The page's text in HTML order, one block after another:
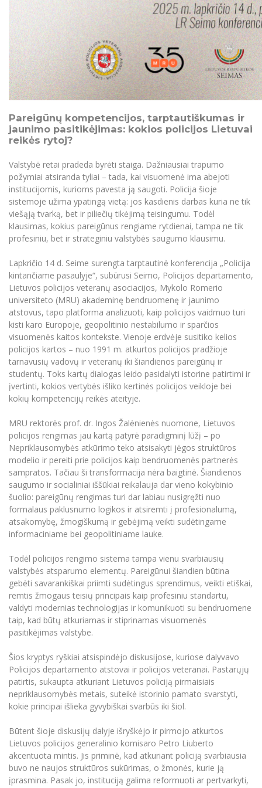
Universiteto teatras
MRU pop vokalinis ansamblis (vadovas Artūras
Novikas)
MRU merginų choras
Neformaliuoju ir (ar) savišvietos būdu įgytų
kompetencijų vertinimas ir pripažinimas
Studijų organizavimas
Erasmus+ mobilumas praktikoms (SMP)
Kitos galimybės
Partnerystės
Azijos centras
Vilniaus Karaliaus Sedžiongo institutas
Frankofoniškų šalių studijų centras
Emocinė gerovė
Mokslo laboratorijos
Žmogaus, aplinkos ir technologijų (HET)
Doktorantūra
Projektai
Akademinė leidyba
Mokymų LAB
Mokslo naujienos
Kasmetiniai mokslo renginiai
Veiklos dokumentai
Akademinė etika
Darbas MRU
Universiteto simbolika
Atributika
Naujienos
Tarptautiškumas
Studentams
Studentams
Darbuotojams
Azijos centras
Vilniaus Karaliaus Sedžiongo institutas
Frankofoniškų šalių studijų centras
Darbuotojams
Partnerystės
Azijos centras
Vilniaus Karaliaus Sedžiongo institutas
Frankofoniškų šalių studijų centras
Darnus vystymasis
Privatumo politika
Negalia ir individualieji poreikiai
Viešai skelbiama informacija
Parama Ukrainai
Civilinė sauga
Korupcijos prevencija
Sūduvos akademija
Tinklalaidės
Bakalauro studijos
Magistrantūros studijos
Vadovų MBA
Švietimo ir kultūros vadovų MPA
Teisės LL.M.
Papildomosios studijos
Pedagogų rengimas
Profesinės bakalauro studijos
Personalo valdymo centras
Privačių interesų deklaravimas
Informacija naujiems darbuotojams
Studijų Moodle (studijų vykdymui)
Darbuotojų Moodle (kompetencijų tobulinimui)
Informacinė sistema "Studijos"
Darbuotojų elektroninis paštas
Daugiafaktorinė autentifikacija universiteto
darbuotojams (MFA)
Mokslininkų profiliai "CRIS"
Bendruomenės gerovė
Darbuotojų kvalifikacijos kėlimas
MRU norminių teisės aktų duomenų bazė
Intranetas
Microsoft Office 365
MRU mobilios programėlės
Pagalbos sistema
Profesinė sąjunga
Kontaktų paieška
(WinS)“
SustainSecure – darnaus saugumo forumas
Pareigūnų kompetencijos, tarptautiškumas ir
jaunimo pasitikėjimas: kokios policijos Lietuvai
reikės rytoj?
Valstybė retai pradeda byrėti staiga. Dažniausiai trapumo
požymiai atsiranda tyliai – tada, kai visuomenė ima abejoti
institucijomis, kurioms pavesta ją saugoti. Policija šioje
sistemoje užima ypatingą vietą: jos kasdienis darbas kuria ne tik
viešąją tvarką, bet ir piliečių tikėjimą teisingumu. Todėl
klausimas, kokius pareigūnus rengiame rytdienai, tampa ne tik
profesiniu, bet ir strateginiu valstybės saugumo klausimu.
Lapkričio 14 d. Seime surengta tarptautinė konferencija „Policija
kintančiame pasaulyje“, subūrusi Seimo, Policijos departamento,
Lietuvos policijos veteranų asociacijos, Mykolo Romerio
universiteto (MRU) akademinę bendruomenę ir jaunimo
atstovus, tapo platforma analizuoti, kaip policijos vaidmuo turi
kisti karo Europoje, geopolitinio nestabilumo ir sparčios
visuomenės kaitos kontekste. Vienoje erdvėje susitiko kelios
policijos kartos – nuo 1991 m. atkurtos policijos pradžioje
tarnavusių vadovų ir veteranų iki šiandienos pareigūnų ir
studentų. Toks kartų dialogas leido pasidalyti istorine patirtimi ir
įvertinti, kokios vertybės išliko kertinės policijos veikloje bei
kokių kompetencijų reikės ateityje.
MRU rektorės prof. dr. Ingos Žalėnienės nuomone, Lietuvos
policijos rengimas jau kartą patyrė paradigminį lūžį – po
Nepriklausomybės atkūrimo teko atsisakyti jėgos struktūros
modelio ir pereiti prie policijos kaip bendruomenės partnerės
sampratos. Tačiau ši transformacija nėra baigtinė. Šiandienos
saugumo ir socialiniai iššūkiai reikalauja dar vieno kokybinio
šuolio: pareigūnų rengimas turi dar labiau nusigręžti nuo
formalaus paklusnumo logikos ir atsiremti į profesionalumą,
atsakomybę, žmogiškumą ir gebėjimą veikti sudėtingame
informaciniame bei geopolitiniame lauke.
Todėl policijos rengimo sistema tampa vienu svarbiausių
valstybės atsparumo elementų. Pareigūnui šiandien būtina
gebėti savarankiškai priimti sudėtingus sprendimus, veikti etiškai,
remtis žmogaus teisių principais kaip profesiniu standartu,
valdyti modernias technologijas ir komunikuoti su bendruomene
taip, kad būtų atkuriamas ir stiprinamas visuomenės
pasitikėjimas valstybe.
Šios kryptys ryškiai atsispindėjo diskusijose, kuriose dalyvavo
Policijos departamento atstovai ir policijos veteranai. Pastarųjų
patirtis, sukaupta atkuriant Lietuvos policiją pirmaisiais
nepriklausomybės metais, suteikė istorinio pamato svarstyti,
kokie principai išlieka gyvybiškai svarbūs iki šiol.
Būtent šioje diskusijų dalyje išryškėjo ir pirmojo atkurtos
Lietuvos policijos generalinio komisaro Petro Liuberto
akcentuota mintis. Jis priminė, kad atkuriant policiją svarbiausia
buvo ne naujos struktūros sukūrimas, o žmonės, kurie ją
įprasmina. Pasak jo, instituciją galima reformuoti ar pertvarkyti,